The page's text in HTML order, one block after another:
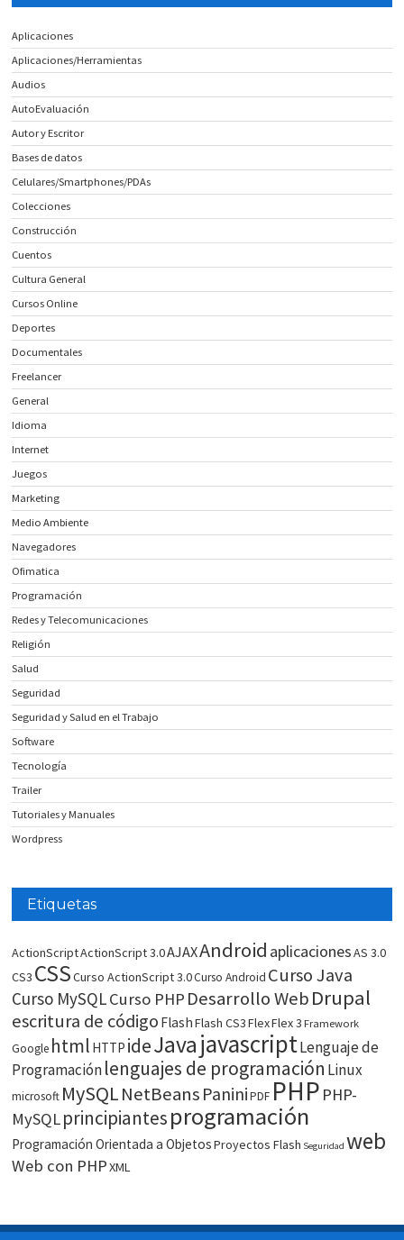
Aplicaciones
Aplicaciones/Herramientas
Audios
AutoEvaluación
Autor y Escritor
Bases de datos
Celulares/Smartphones/PDAs
Colecciones
Construcción
Cuentos
Cultura General
Cursos Online
Deportes
Documentales
Freelancer
General
Idioma
Internet
Juegos
Marketing
Medio Ambiente
Navegadores
Ofimatica
Programación
Redes y Telecomunicaciones
Religión
Salud
Seguridad
Seguridad y Salud en el Trabajo
Software
Tecnología
Trailer
Tutoriales y Manuales
Wordpress
Etiquetas
ActionScriptActionScript 3.0AJAXAndroid aplicacionesAS 3.0
CS3 CSSCurso ActionScript 3.0Curso Android Curso Java
Curso MySQLCurso PHP Desarrollo WebDrupal
escritura de código FlashFlash CS3FlexFlex 3 Framework
Google html HTTP ideJavajavascriptLenguaje de
Programaciónlenguajes de programación Linux
microsoft MySQLNetBeans Panini PDF PHP PHP-
MySQLprincipiantesprogramación
Programación Orientada a ObjetosProyectos Flash Seguridad web
Web con PHPXML